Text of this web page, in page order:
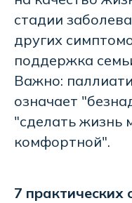
стадии
других
поддержка
Важно:
означает
"сделать жизнь
комфортной".
7 практических